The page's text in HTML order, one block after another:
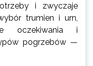
i zwyczaje
trumien i urn,
oczekiwania i
pogrzebów —